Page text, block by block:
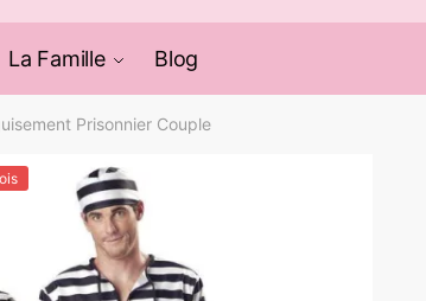
La Famille Blog
Prisonnier Couple